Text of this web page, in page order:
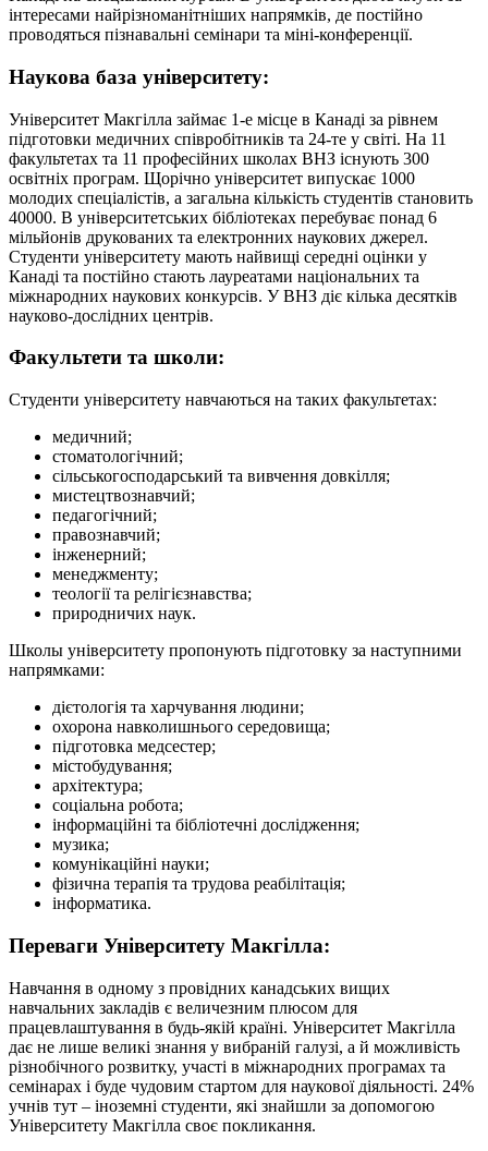
інтересами найрізноманітніших напрямків, де постійно
проводяться пізнавальні семінари та міні-конференції.
Наукова база університету:
Університет Макгілла займає 1-е місце в Канаді за рівнем
підготовки медичних співробітників та 24-те у світі. На 11
факультетах та 11 професійних школах ВНЗ існують 300
освітніх програм. Щорічно університет випускає 1000
молодих спеціалістів, а загальна кількість студентів становить
40000. В університетських бібліотеках перебуває понад 6
мільйонів друкованих та електронних наукових джерел.
Студенти університету мають найвищі середні оцінки у
Канаді та постійно стають лауреатами національних та
міжнародних наукових конкурсів. У ВНЗ діє кілька десятків
науково-дослідних центрів.
Факультети та школи:
Студенти університету навчаються на таких факультетах:
медичний;
стоматологічний;
сільськогосподарський та вивчення довкілля;
мистецтвознавчий;
педагогічний;
правознавчий;
інженерний;
менеджменту;
теології та релігієзнавства;
природничих наук.
Школы університету пропонують підготовку за наступними
напрямками:
дієтологія та харчування людини;
охорона навколишнього середовища;
підготовка медсестер;
містобудування;
архітектура;
соціальна робота;
інформаційні та бібліотечні дослідження;
музика;
комунікаційні науки;
фізична терапія та трудова реабілітація;
інформатика.
Переваги Університету Макгілла:
Навчання в одному з провідних канадських вищих
навчальних закладів є величезним плюсом для
працевлаштування в будь-якій країні. Університет Макгілла
дає не лише великі знання у вибраній галузі, а й можливість
різнобічного розвитку, участі в міжнародних програмах та
семінарах і буде чудовим стартом для наукової діяльності. 24%
учнів тут – іноземні студенти, які знайшли за допомогою
Університету Макгілла своє покликання.